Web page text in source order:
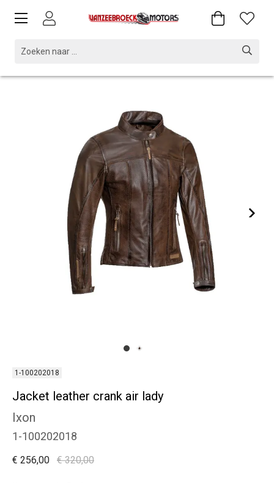
1-100202018
Jacket leather crank air lady
Ixon
1-100202018
€ 320,00
€ 256,00